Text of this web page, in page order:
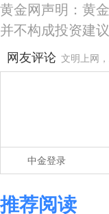
黄金网声明：黄
并不构成投资建
网友评论 文明上网
中金登录
推荐阅读